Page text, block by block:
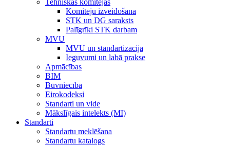
Tehniskās komitejas
Komiteju izveidošana
STK un DG saraksts
Palīgrīki STK darbam
MVU
MVU un standartizācija
Ieguvumi un labā prakse
Apmācības
BIM
Būvniecība
Eirokodeksi
Standarti un vide
Mākslīgais intelekts (MI)
Standarti
Standartu meklēšana
Standartu katalogs